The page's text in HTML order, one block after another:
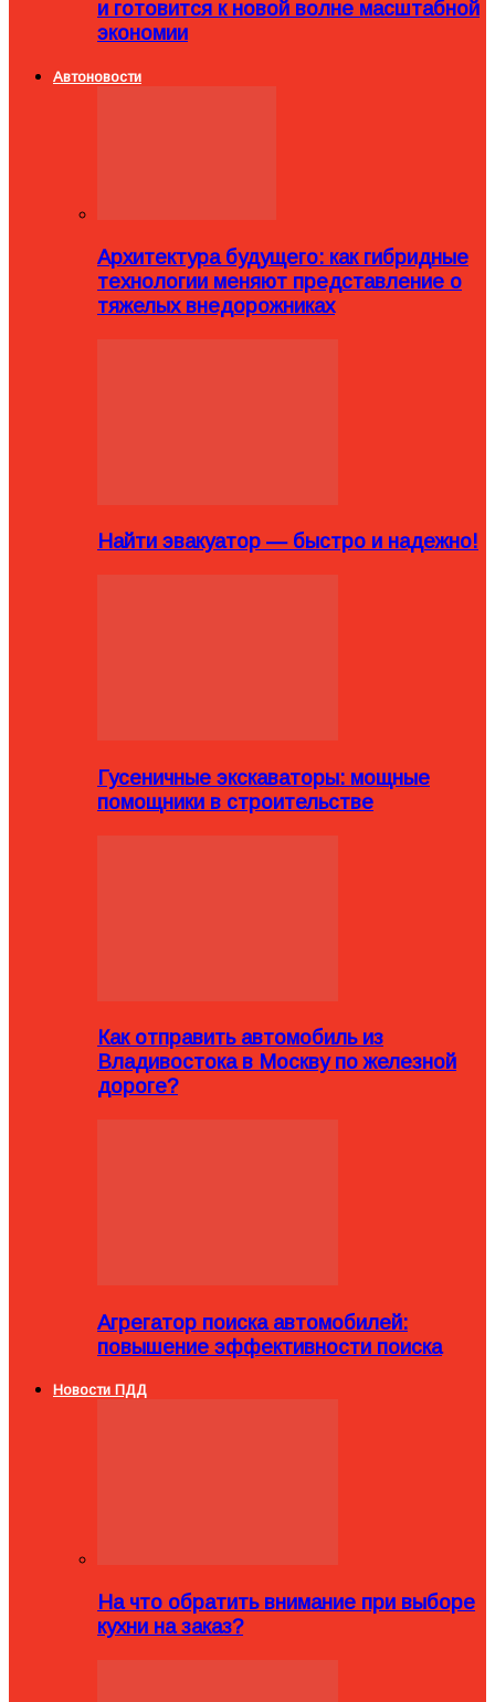
и готовится к новой волне масштабной
экономии
Автоновости
Архитектура будущего: как гибридные
технологии меняют представление о
тяжелых внедорожниках
Найти эвакуатор — быстро и надежно!
Гусеничные экскаваторы: мощные
помощники в строительстве
Как отправить автомобиль из
Владивостока в Москву по железной
дороге?
Агрегатор поиска автомобилей:
повышение эффективности поиска
Новости ПДД
На что обратить внимание при выборе
кухни на заказ?